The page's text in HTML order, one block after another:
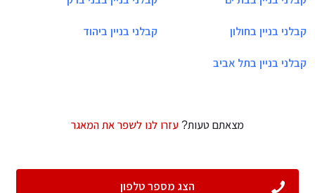
קבלני בניין בחולון קבלני בניין ביהוד
קבלני בניין בתל אביב
מצאתם טעות? עזרו לנו לשפר את המאגר
הצג מספר טלפון